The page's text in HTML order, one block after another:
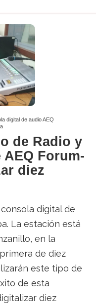
digital de audio AEQ
de Radio y
Forum-
diez
digital de
La estación está
en la
de diez
este tipo de
de esta
diez